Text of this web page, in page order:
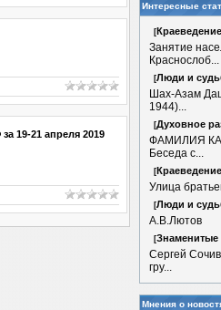
19-21 апреля 2019
Интересные
[Краеведение
Занятие
Краснослоб...
[Люди и
Шах-Азам
1944)...
[Духовное
ФАМИЛИЯ
Беседа с...
[Краеведение
Улица
[Люди и
А.В.Лютов
[Знаменитые
Сергей
гру...
Мнения о